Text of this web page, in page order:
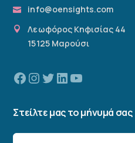
info@oensights.com
Λεωφόρος Κηφισίας 44
15125 Μαρούσι
Facebook
Instagram
TwitterLinkedinYouTube
Στείλτε μας το μήνυμά σας